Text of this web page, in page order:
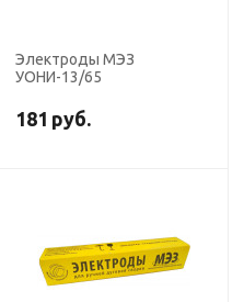
Электроды МЭЗ
УОНИ-13/65
181 руб.